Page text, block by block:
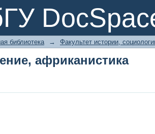
африканистика
библиотека → Факультет истории,
африканистика